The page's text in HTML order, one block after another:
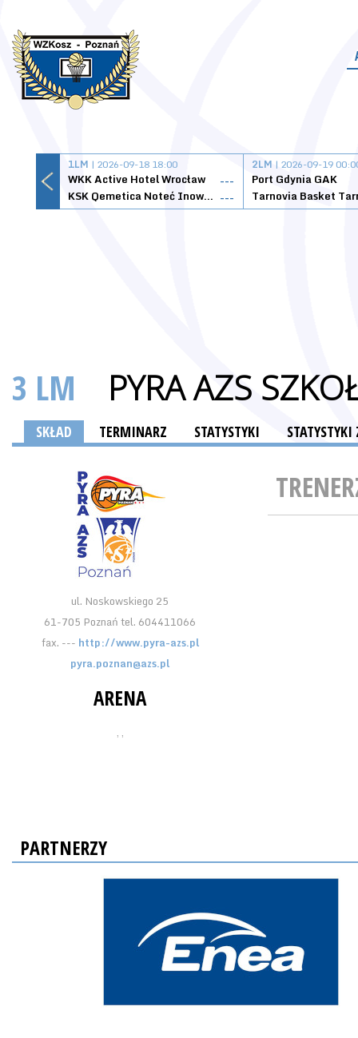
1LM | 2026-09-18 18:00
WKK Active Hotel Wrocław
---
KSK Qemetica Noteć Inowrocław ---
2LM | 2026-09-19
Port Gdynia GAK
3 LM PYRA AZS
SKŁAD TERMINARZ STATYSTYKI
ul. Noskowskiego 25
61-705 Poznań tel. 604411066
fax. --- http://www.pyra-azs.pl
pyra.poznan@azs.pl
ARENA
, ,
PARTNERZY